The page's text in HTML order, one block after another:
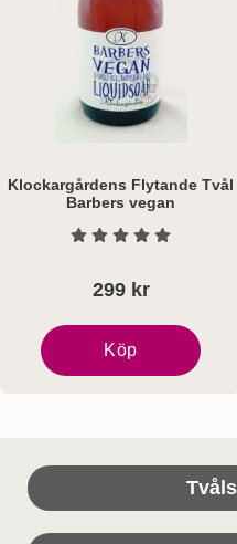
Klockargårdens Flytande Tvål
Barbers vegan
Art. nr 7643 Betyg: 0 Stjärnor
299 kr
Köp
Klockargårdens
Sidfot Blandad